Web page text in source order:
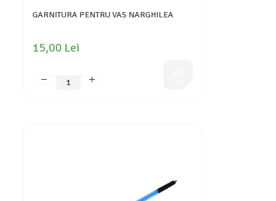
GARNITURA PENTRU VAS NARGHILEA
15,00 Lei